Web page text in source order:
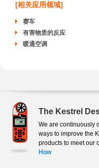
验房师
任何家庭检查的很大一部分将
庭检查人员来保存数据，并在
[相关应用领域]
赛车
有害物质的反应
暖通空调
The Kestrel
We are continuously
ways to improve the
products to meet our
How